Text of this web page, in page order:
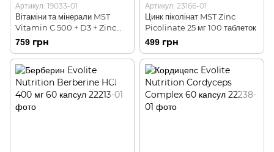
Артикул: 19033-01
Вітаміни та мінерали MST
Vitamin C 500 + D3 + Zinc
100 капсул
759 грн
Артикул: 23166-01
Цинк піколінат MST Zinc
Picolinate 25 мг 100 таблеток
499 грн